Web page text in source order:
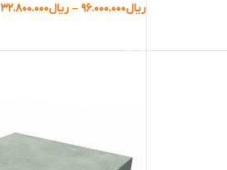
ریال۹۶.۰۰۰.۰۰۰ – ریال۳۲.۸۰۰.۰۰۰